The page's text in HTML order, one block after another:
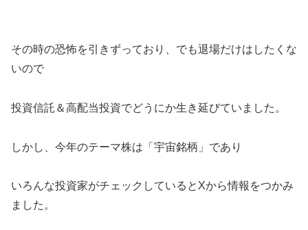
その時の恐怖を引きずっており、でも退場だけはしたくな
いので
投資信託＆高配当投資でどうにか生き延びていました。
しかし、今年のテーマ株は「宇宙銘柄」であり
いろんな投資家がチェックしているとXから情報をつかみ
ました。